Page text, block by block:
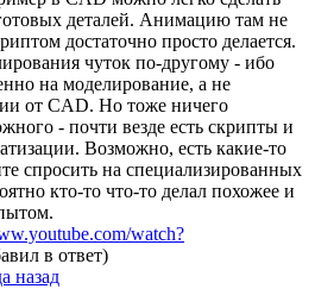
деталей. Анимацию там не
достаточно просто делается.
чуток по-другому - ибо
на моделирование, а не
от CAD. Но тоже ничего
- почти везде есть скрипты и
Возможно, есть какие-то
спросить на специализированных
кто-то что-то делал похожее и
watch?
в ответ)
назад